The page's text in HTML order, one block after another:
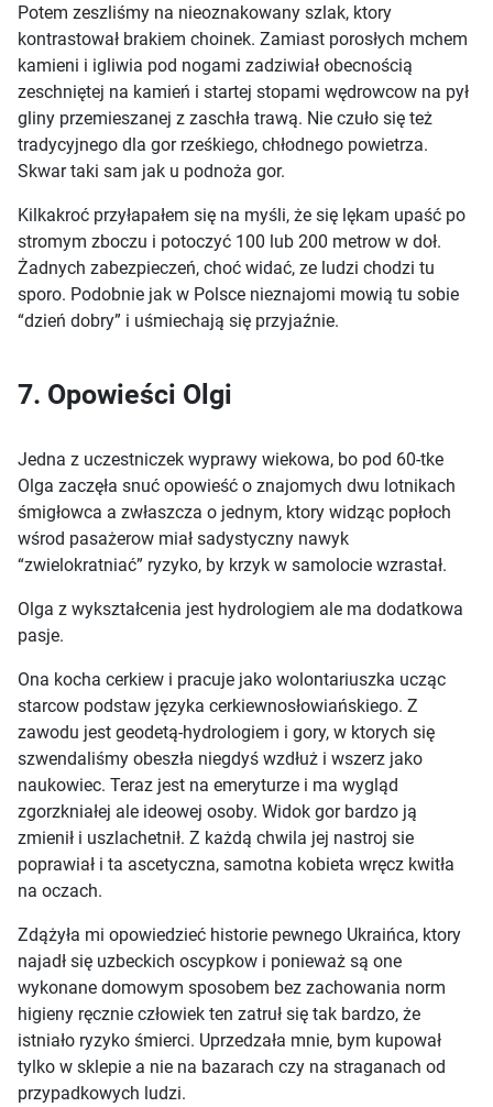
Potem zeszliśmy na nieoznakowany szlak, ktory
kontrastował brakiem choinek. Zamiast porosłych mchem
kamieni i igliwia pod nogami zadziwiał obecnością
zeschniętej na kamień i startej stopami wędrowcow na pył
gliny przemieszanej z zaschła trawą. Nie czuło się też
tradycyjnego dla gor rześkiego, chłodnego powietrza.
Skwar taki sam jak u podnoża gor.
Kilkakroć przyłapałem się na myśli, że się lękam upaść po
stromym zboczu i potoczyć 100 lub 200 metrow w doł.
Żadnych zabezpieczeń, choć widać, ze ludzi chodzi tu
sporo. Podobnie jak w Polsce nieznajomi mowią tu sobie
“dzień dobry” i uśmiechają się przyjaźnie.
7. Opowieści Olgi
Jedna z uczestniczek wyprawy wiekowa, bo pod 60-tke
Olga zaczęła snuć opowieść o znajomych dwu lotnikach
śmigłowca a zwłaszcza o jednym, ktory widząc popłoch
wśrod pasażerow miał sadystyczny nawyk
“zwielokratniać” ryzyko, by krzyk w samolocie wzrastał.
Olga z wykształcenia jest hydrologiem ale ma dodatkowa
pasje.
Ona kocha cerkiew i pracuje jako wolontariuszka ucząc
starcow podstaw języka cerkiewnosłowiańskiego. Z
zawodu jest geodetą-hydrologiem i gory, w ktorych się
szwendaliśmy obeszła niegdyś wzdłuż i wszerz jako
naukowiec. Teraz jest na emeryturze i ma wygląd
zgorzkniałej ale ideowej osoby. Widok gor bardzo ją
zmienił i uszlachetnił. Z każdą chwila jej nastroj sie
poprawiał i ta ascetyczna, samotna kobieta wręcz kwitła
na oczach.
Zdążyła mi opowiedzieć historie pewnego Ukraińca, ktory
najadł się uzbeckich oscypkow i ponieważ są one
wykonane domowym sposobem bez zachowania norm
higieny ręcznie człowiek ten zatruł się tak bardzo, że
istniało ryzyko śmierci. Uprzedzała mnie, bym kupował
tylko w sklepie a nie na bazarach czy na straganach od
przypadkowych ludzi.